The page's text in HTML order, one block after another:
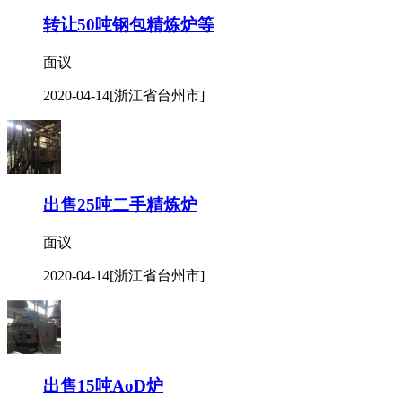
转让50吨钢包精炼炉等
面议
2020-04-14[浙江省台州市]
出售25吨二手精炼炉
面议
2020-04-14[浙江省台州市]
出售15吨AoD炉